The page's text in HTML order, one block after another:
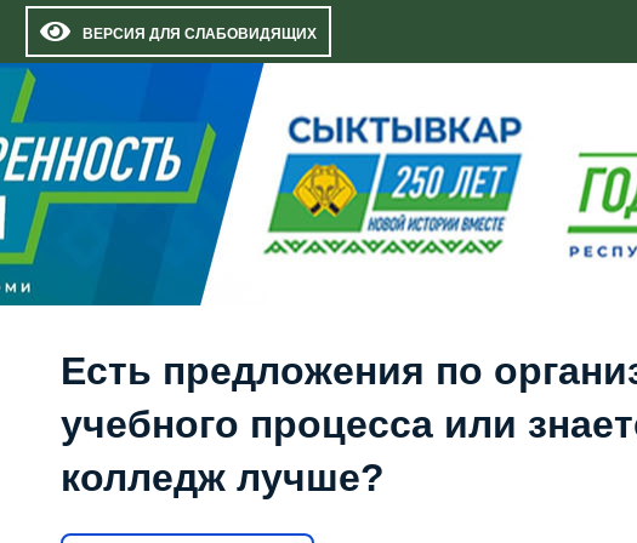
ВЕРСИЯ ДЛЯ СЛАБОВИДЯЩИХ
Есть предложения по
учебного процесса или
колледж лучше?